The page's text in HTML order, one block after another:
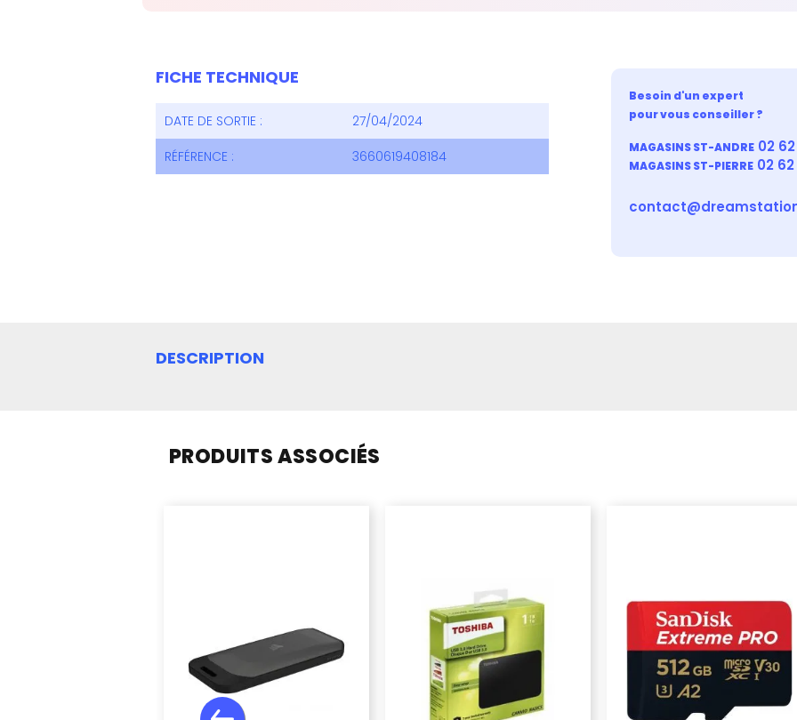
FICHE TECHNIQUE
DATE DE SORTIE :
27/04/2024
RÉFÉRENCE :
3660619408184
Besoin d'un expert
pour vous conseiller ?
MAGASINS ST-ANDRE 02
MAGASINS ST-PIERRE 02
DESCRIPTION
PRODUITS ASSOCIÉS